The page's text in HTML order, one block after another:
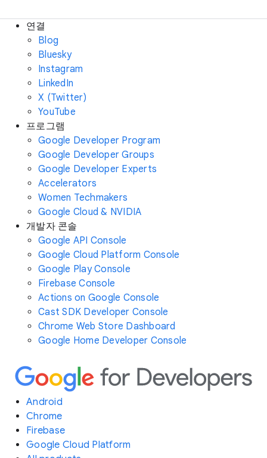
연결
Blog
Bluesky
Instagram
LinkedIn
X (Twitter)
YouTube
프로그램
Google Developer Program
Google Developer Groups
Google Developer Experts
Accelerators
Women Techmakers
Google Cloud & NVIDIA
개발자 콘솔
Google API Console
Google Cloud Platform Console
Google Play Console
Firebase Console
Actions on Google Console
Cast SDK Developer Console
Chrome Web Store Dashboard
Google Home Developer Console
Android
Chrome
Firebase
Google Cloud Platform